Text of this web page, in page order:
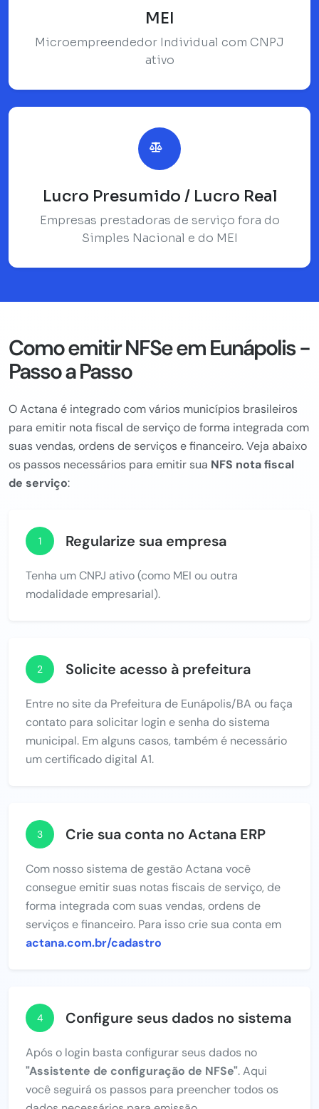
MEI
Microempreendedor Individual com CNPJ
ativo
Lucro Presumido / Lucro Real
Empresas prestadoras de serviço fora do
Simples Nacional e do MEI
Como emitir NFSe em Eunápolis -
Passo a Passo
O Actana é integrado com vários municípios brasileiros
para emitir nota fiscal de serviço de forma integrada com
suas vendas, ordens de serviços e financeiro. Veja abaixo
os passos necessários para emitir sua NFS nota fiscal
de serviço:
1 Regularize sua empresa
Tenha um CNPJ ativo (como MEI ou outra
modalidade empresarial).
2 Solicite acesso à prefeitura
Entre no site da Prefeitura de Eunápolis/BA ou faça
contato para solicitar login e senha do sistema
municipal. Em alguns casos, também é necessário
um certificado digital A1.
3 Crie sua conta no Actana ERP
Com nosso sistema de gestão Actana você
consegue emitir suas notas fiscais de serviço, de
forma integrada com suas vendas, ordens de
serviços e financeiro. Para isso crie sua conta em
actana.com.br/cadastro
4 Configure seus dados no sistema
Após o login basta configurar seus dados no
"Assistente de configuração de NFSe". Aqui
você seguirá os passos para preencher todos os